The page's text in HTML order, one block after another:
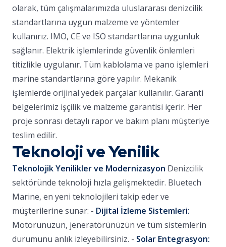
olarak, tüm çalışmalarımızda uluslararası denizcilik
standartlarına uygun malzeme ve yöntemler
kullanırız. IMO, CE ve ISO standartlarına uygunluk
sağlanır. Elektrik işlemlerinde güvenlik önlemleri
titizlikle uygulanır. Tüm kablolama ve pano işlemleri
marine standartlarına göre yapılır. Mekanik
işlemlerde orijinal yedek parçalar kullanılır. Garanti
belgelerimiz işçilik ve malzeme garantisi içerir. Her
proje sonrası detaylı rapor ve bakım planı müşteriye
teslim edilir.
Teknoloji ve Yenilik
Teknolojik Yenilikler ve Modernizasyon Denizcilik
sektöründe teknoloji hızla gelişmektedir. Bluetech
Marine, en yeni teknolojileri takip eder ve
müşterilerine sunar: - Dijital İzleme Sistemleri:
Motorunuzun, jeneratörünüzün ve tüm sistemlerin
durumunu anlık izleyebilirsiniz. - Solar Entegrasyon: